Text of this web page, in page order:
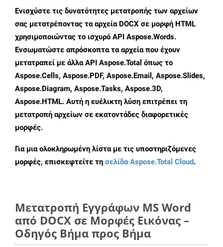
Ενισχύστε τις δυνατότητες μετατροπής των αρχείων
σας μετατρέποντας τα αρχεία DOCX σε μορφή HTML
χρησιμοποιώντας το ισχυρό API Aspose.Words.
Ενσωματώστε απρόσκοπτα τα αρχεία που έχουν
μετατραπεί με άλλα API Aspose.Total όπως το
Aspose.Cells, Aspose.PDF, Aspose.Email, Aspose.Slides,
Aspose.Diagram, Aspose.Tasks, Aspose.3D,
Aspose.HTML. Αυτή η ευέλικτη λύση επιτρέπει τη
μετατροπή αρχείων σε εκατοντάδες διαφορετικές
μορφές.
Για μια ολοκληρωμένη λίστα με τις υποστηριζόμενες
μορφές, επισκεφτείτε τη σελίδα Aspose.Total Cloud.
Μετατροπή Εγγράφων MS Word
από DOCX σε Μορφές Εικόνας –
Οδηγός Βήμα προς Βήμα